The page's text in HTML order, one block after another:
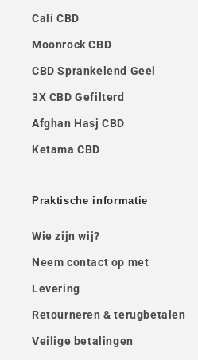
Cali CBD
Moonrock CBD
CBD Sprankelend Geel
3X CBD Gefilterd
Afghan Hasj CBD
Ketama CBD
Praktische informatie
Wie zijn wij?
Neem contact op met
Levering
Retourneren & terugbetalen
Veilige betalingen